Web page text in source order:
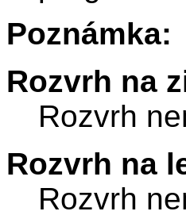
Poznámka:
Rozvrh na
Rozvrh
Rozvrh na
Rozvrh